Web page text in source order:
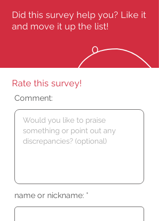
Did this survey help you? Like it
and move it up the list!
0
Rate this survey!
Comment:
name or nickname: